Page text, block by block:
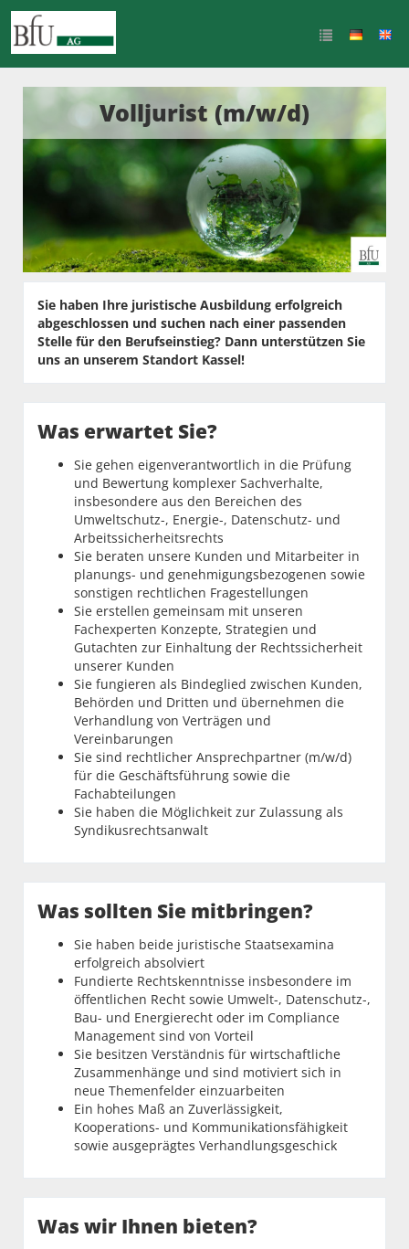
Volljurist (m/w/d)
Sie haben Ihre juristische Ausbildung erfolgreich
abgeschlossen und suchen nach einer passenden
Stelle für den Berufseinstieg? Dann unterstützen Sie
uns an unserem Standort Kassel!
Was erwartet Sie?
Sie gehen eigenverantwortlich in die Prüfung
und Bewertung komplexer Sachverhalte,
insbesondere aus den Bereichen des
Umweltschutz-, Energie-, Datenschutz- und
Arbeitssicherheitsrechts
Sie beraten unsere Kunden und Mitarbeiter in
planungs- und genehmigungsbezogenen sowie
sonstigen rechtlichen Fragestellungen
Sie erstellen gemeinsam mit unseren
Fachexperten Konzepte, Strategien und
Gutachten zur Einhaltung der Rechtssicherheit
unserer Kunden
Sie fungieren als Bindeglied zwischen Kunden,
Behörden und Dritten und übernehmen die
Verhandlung von Verträgen und
Vereinbarungen
Sie sind rechtlicher Ansprechpartner (m/w/d)
für die Geschäftsführung sowie die
Fachabteilungen
Sie haben die Möglichkeit zur Zulassung als
Syndikusrechtsanwalt
Was sollten Sie mitbringen?
Sie haben beide juristische Staatsexamina
erfolgreich absolviert
Fundierte Rechtskenntnisse insbesondere im
öffentlichen Recht sowie Umwelt-, Datenschutz-,
Bau- und Energierecht oder im Compliance
Management sind von Vorteil
Sie besitzen Verständnis für wirtschaftliche
Zusammenhänge und sind motiviert sich in
neue Themenfelder einzuarbeiten
Ein hohes Maß an Zuverlässigkeit,
Kooperations- und Kommunikationsfähigkeit
sowie ausgeprägtes Verhandlungsgeschick
Was wir Ihnen bieten?